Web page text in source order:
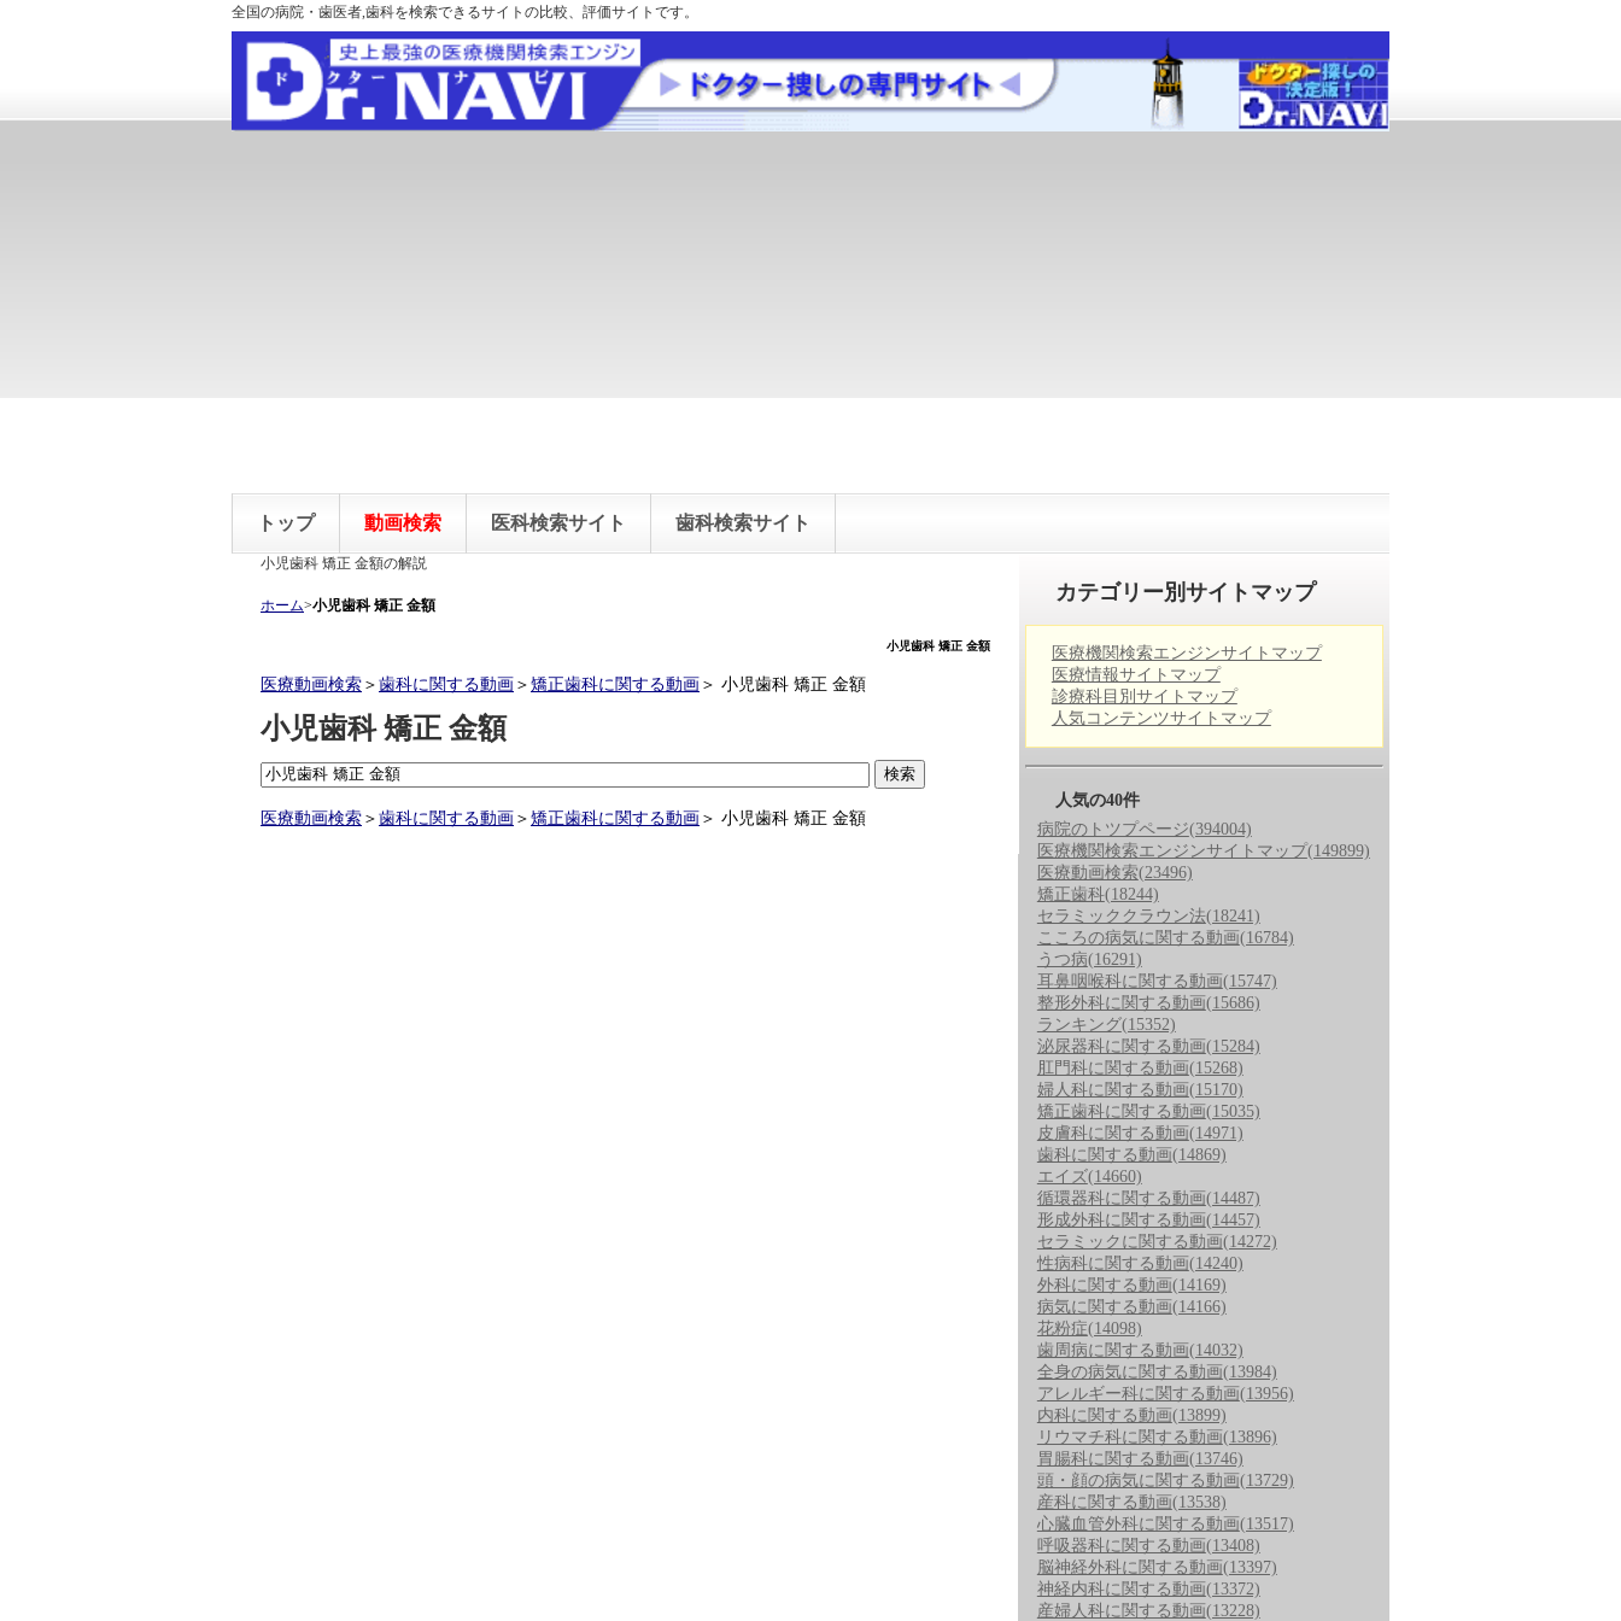
全国の病院・歯医者,歯科を検索できるサイトの比較、評価サイトです。
トップ 動画検索 医科検索サイト 歯科検索サイト
小児歯科 矯正 金額の解説
ホーム>小児歯科 矯正 金額
小児歯科 矯正 金額
医療動画検索 ＞ 歯科に関する動画 ＞ 矯正歯科に関する動画 ＞ 小児歯科 矯正 金額
小児歯科 矯正 金額
医療動画検索 ＞ 歯科に関する動画 ＞ 矯正歯科に関する動画 ＞ 小児歯科 矯正 金額
カテゴリー別サイトマップ
医療機関検索エンジンサイトマップ
医療情報サイトマップ
診療科目別サイトマップ
人気コンテンツサイトマップ
人気の40件
病院のトツプページ(394004)
医療機関検索エンジンサイトマップ(149899)
医療動画検索(23496)
矯正歯科(18244)
セラミッククラウン法(18241)
こころの病気に関する動画(16784)
うつ病(16291)
耳鼻咽喉科に関する動画(15747)
整形外科に関する動画(15686)
ランキング(15352)
泌尿器科に関する動画(15284)
肛門科に関する動画(15268)
婦人科に関する動画(15170)
矯正歯科に関する動画(15035)
皮膚科に関する動画(14971)
歯科に関する動画(14869)
エイズ(14660)
循環器科に関する動画(14487)
形成外科に関する動画(14457)
セラミックに関する動画(14272)
性病科に関する動画(14240)
外科に関する動画(14169)
病気に関する動画(14166)
花粉症(14098)
歯周病に関する動画(14032)
全身の病気に関する動画(13984)
アレルギー科に関する動画(13956)
内科に関する動画(13899)
リウマチ科に関する動画(13896)
胃腸科に関する動画(13746)
頭・顔の病気に関する動画(13729)
産科に関する動画(13538)
心臓血管外科に関する動画(13517)
呼吸器科に関する動画(13408)
脳神経外科に関する動画(13397)
神経内科に関する動画(13372)
産婦人科に関する動画(13228)